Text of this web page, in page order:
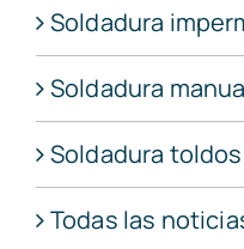
Soldadura
Soldadura
Soldadura toldos
Todas las